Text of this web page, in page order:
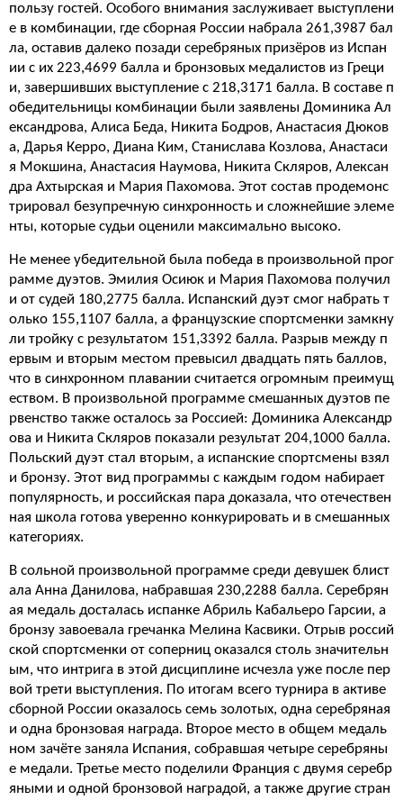
пользу гостей. Особого внимания заслуживает выступлени
е в комбинации, где сборная России набрала 261,3987 бал
ла, оставив далеко позади серебряных призёров из Испан
ии с их 223,4699 балла и бронзовых медалистов из Греци
и, завершивших выступление с 218,3171 балла. В составе п
обедительницы комбинации были заявлены Доминика Ал
ександрова, Алиса Беда, Никита Бодров, Анастасия Дюков
а, Дарья Керро, Диана Ким, Станислава Козлова, Анастаси
я Мокшина, Анастасия Наумова, Никита Скляров, Алексан
дра Ахтырская и Мария Пахомова. Этот состав продемонс
трировал безупречную синхронность и сложнейшие элеме
нты, которые судьи оценили максимально высоко.
Не менее убедительной была победа в произвольной прог
рамме дуэтов. Эмилия Осиюк и Мария Пахомова получил
и от судей 180,2775 балла. Испанский дуэт смог набрать т
олько 155,1107 балла, а французские спортсменки замкну
ли тройку с результатом 151,3392 балла. Разрыв между п
ервым и вторым местом превысил двадцать пять баллов,
что в синхронном плавании считается огромным преимущ
еством. В произвольной программе смешанных дуэтов пе
рвенство также осталось за Россией: Доминика Александр
ова и Никита Скляров показали результат 204,1000 балла.
Польский дуэт стал вторым, а испанские спортсмены взял
и бронзу. Этот вид программы с каждым годом набирает
популярность, и российская пара доказала, что отечествен
ная школа готова уверенно конкурировать и в смешанных
категориях.
В сольной произвольной программе среди девушек блист
ала Анна Данилова, набравшая 230,2288 балла. Серебрян
ая медаль досталась испанке Абриль Кабальеро Гарсии, а
бронзу завоевала гречанка Мелина Касвики. Отрыв россий
ской спортсменки от соперниц оказался столь значительн
ым, что интрига в этой дисциплине исчезла уже после пер
вой трети выступления. По итогам всего турнира в активе
сборной России оказалось семь золотых, одна серебряная
и одна бронзовая награда. Второе место в общем медаль
ном зачёте заняла Испания, собравшая четыре серебряны
е медали. Третье место поделили Франция с двумя серебр
яными и одной бронзовой наградой, а также другие стран